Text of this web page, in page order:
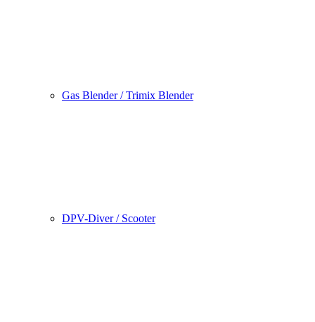
Gas Blender / Trimix Blender
DPV-Diver / Scooter